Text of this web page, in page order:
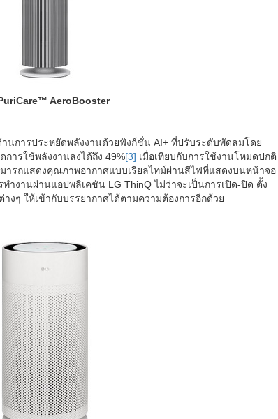
™ AeroBooster
นการประหยัดพลังงานด้วยฟังก์ชั่น AI+ ที่ปรับระดับพัดลมโดย
ารใช้พลังงานลงได้ถึง 49%[3] เมื่อเทียบกับการใช้งานโหมดปกติ
ารถแสดงคุณภาพอากาศแบบเรียลไทม์ผ่านสีไฟที่แสดงบนหน้าจอ
ำงานผ่านแอปพลิเคชัน LG ThinQ ไม่ว่าจะเป็นการเปิด-ปิด ตั้ง
งๆ ให้เข้ากับบรรยากาศได้ตามความต้องการอีกด้วย